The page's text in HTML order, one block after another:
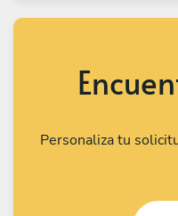
Personaliza tu